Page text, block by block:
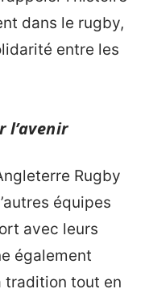
dans le rugby,
entre les
l’avenir
Rugby
équipes
avec leurs
également
tradition tout en